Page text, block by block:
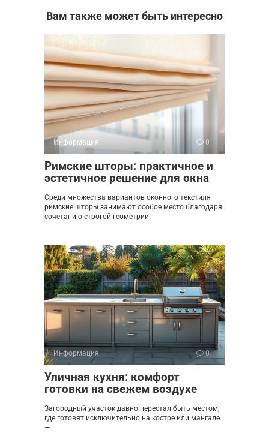
Вам также может быть интересно
Информация 0
Римские шторы: практичное и
эстетичное решение для окна
Среди множества вариантов оконного текстиля
римские шторы занимают особое место благодаря
сочетанию строгой геометрии
Информация 0
Уличная кухня: комфорт
готовки на свежем воздухе
Загородный участок давно перестал быть местом,
где готовят исключительно на костре или мангале
—